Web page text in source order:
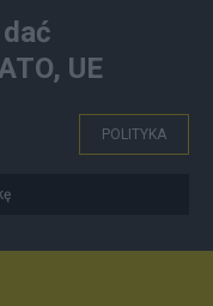
UE
POLITYKA